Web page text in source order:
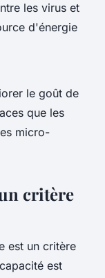
les virus et
d'énergie
le goût de
que les
micro-
critère
est un critère
est